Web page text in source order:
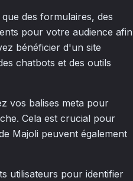
des formulaires, des
pour votre audience afin
bénéficier d'un site
chatbots et des outils
vos balises meta pour
Cela est crucial pour
Majoli peuvent également
utilisateurs pour identifier